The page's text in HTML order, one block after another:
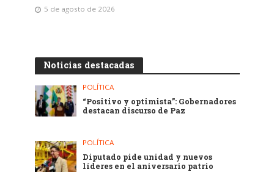
5 de agosto de 2026
Noticias destacadas
POLÍTICA
“Positivo y optimista”: Gobernadores
destacan discurso de Paz
POLÍTICA
Diputado pide unidad y nuevos
líderes en el aniversario patrio